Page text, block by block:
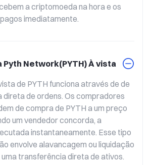
a criptomoeda na hora e os
imediatamente.
Pyth Network(PYTH) À vista
de PYTH funciona através de de
de ordens. Os compradores
de compra de PYTH a um preço
um vendedor concorda, a
instantaneamente. Esse tipo
envolve alavancagem ou liquidação
transferência direta de ativos.